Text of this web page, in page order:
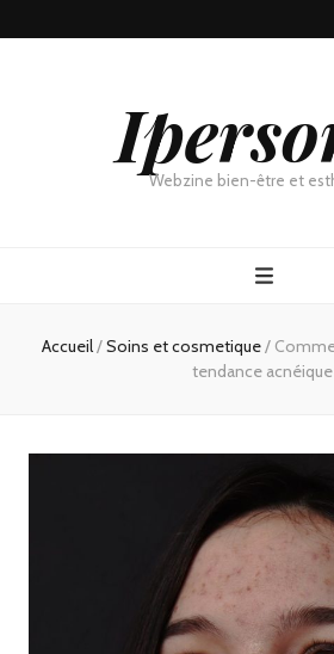
Webzine bien-être et
Accueil/Soins et cosmetique/
tendance acnéique